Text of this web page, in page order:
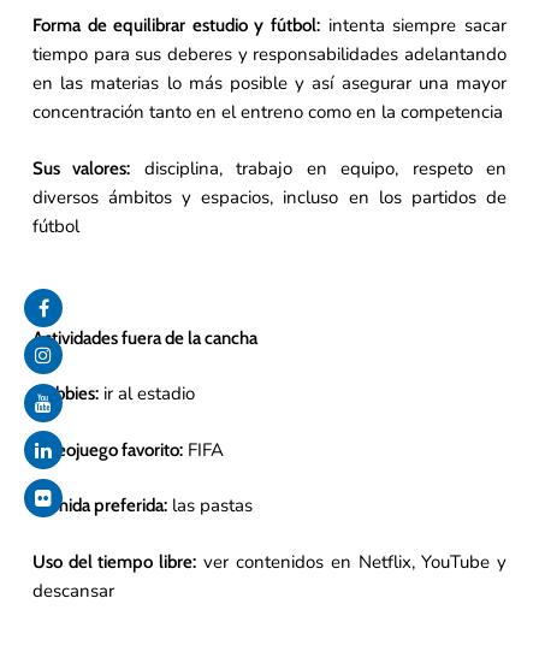
Forma de equilibrar estudio y fútbol: intenta siempre sacar
tiempo para sus deberes y responsabilidades adelantando
en las materias lo más posible y así asegurar una mayor
concentración tanto en el entreno como en la competencia
Sus valores: disciplina, trabajo en equipo, respeto en
diversos ámbitos y espacios, incluso en los partidos de
fútbol
Actividades fuera de la cancha
Hobbies:ir al estadio
Videojuego favorito:FIFA
Comida preferida:las pastas
Uso del tiempo libre: ver contenidos en Netflix, YouTube y
descansar